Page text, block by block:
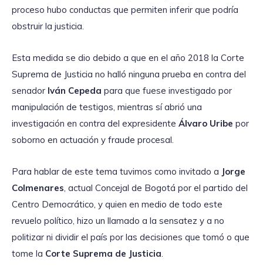
proceso hubo conductas que permiten inferir que podría
obstruir la justicia.
Esta medida se dio debido a que en el año 2018 la Corte
Suprema de Justicia no halló ninguna prueba en contra del
senador Iván Cepeda para que fuese investigado por
manipulación de testigos, mientras sí abrió una
investigación en contra del expresidente Álvaro Uribe por
soborno en actuación y fraude procesal.
Para hablar de este tema tuvimos como invitado a Jorge
Colmenares , actual Concejal de Bogotá por el partido del
Centro Democrático, y quien en medio de todo este
revuelo político, hizo un llamado a la sensatez y a no
politizar ni dividir el país por las decisiones que tomó o que
tome la Corte Suprema de Justicia